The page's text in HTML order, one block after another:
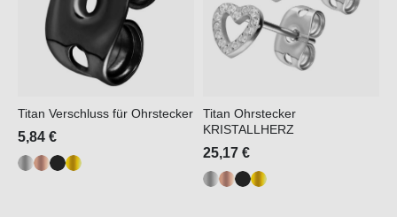
Titan Verschluss für Ohrstecker
5,84 €
Titan Ohrstecker
KRISTALLHERZ
25,17 €